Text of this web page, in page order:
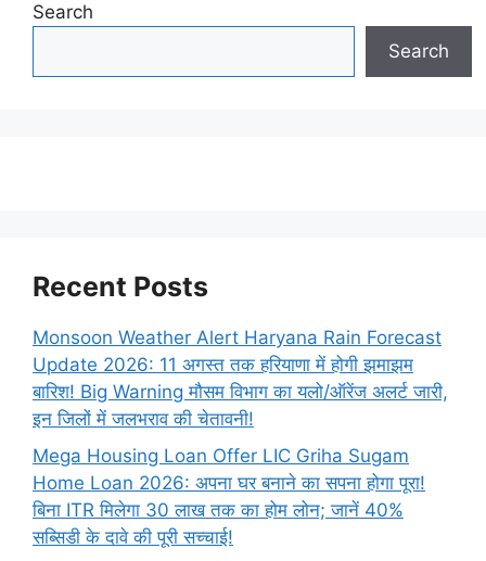
Search
Search
Recent Posts
Monsoon Weather Alert Haryana Rain Forecast
Update 2026: 11 अगस्त तक हरियाणा में होगी झमाझम
बारिश! Big Warning मौसम विभाग का यलो/ऑरेंज अलर्ट जारी,
इन जिलों में जलभराव की चेतावनी!
Mega Housing Loan Offer LIC Griha Sugam
Home Loan 2026: अपना घर बनाने का सपना होगा पूरा!
बिना ITR मिलेगा 30 लाख तक का होम लोन; जानें 40%
सब्सिडी के दावे की पूरी सच्चाई!